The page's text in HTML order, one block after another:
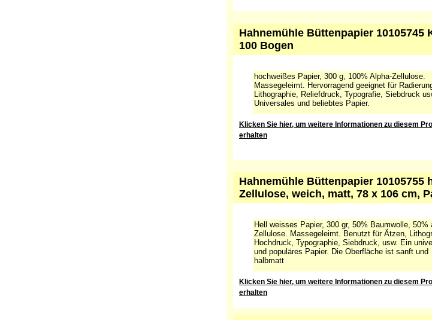
Hahnemühle Büttenpapier 10105745
100 Bogen
hochweißes Papier, 300 g, 100% Alpha-Zellulose.
Massegeleimt. Hervorragend geeignet für
Lithographie, Reliefdruck, Typografie, Siebdruck
Universales und beliebtes Papier.
Klicken Sie hier, um weitere Informationen zu diesem
erhalten
Hahnemühle Büttenpapier 10105755
Zellulose, weich, matt, 78 x 106 cm,
Hell weisses Papier, 300 gr, 50% Baumwolle, 50%
Zellulose. Massegeleimt. Benutzt für Ätzen,
und populäres Papier. Die Oberfläche ist sanft und